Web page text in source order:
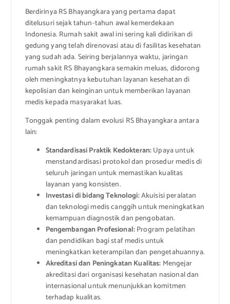
Berdirinya RS Bhayangkara yang pertama dapat
ditelusuri sejak tahun-tahun awal kemerdekaan
Indonesia. Rumah sakit awal ini sering kali didirikan di
gedung yang telah direnovasi atau di fasilitas kesehatan
yang sudah ada. Seiring berjalannya waktu, jaringan
rumah sakit RS Bhayangkara semakin meluas, didorong
oleh meningkatnya kebutuhan layanan kesehatan di
kepolisian dan keinginan untuk memberikan layanan
medis kepada masyarakat luas.
Tonggak penting dalam evolusi RS Bhayangkara antara
lain:
Standardisasi Praktik Kedokteran:Upaya untuk
menstandardisasi protokol dan prosedur medis di
seluruh jaringan untuk memastikan kualitas
layanan yang konsisten.
Investasi di bidang Teknologi:Akuisisi peralatan
dan teknologi medis canggih untuk meningkatkan
kemampuan diagnostik dan pengobatan.
Pengembangan Profesional:Program pelatihan
dan pendidikan bagi staf medis untuk
meningkatkan keterampilan dan pengetahuannya.
Akreditasi dan Peningkatan Kualitas: Mengejar
akreditasi dari organisasi kesehatan nasional dan
internasional untuk menunjukkan komitmen
terhadap kualitas.